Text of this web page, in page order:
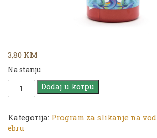
3,80 KM
Na stanju
KARIN
Boja
ebru
tehniku
Dodaj u korpu
Kategorija: Program za slikanje na
ebru